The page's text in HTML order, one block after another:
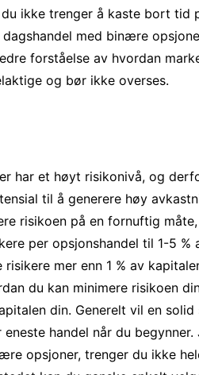
ikke trenger å kaste bort tid
med binære
forståelse av hvordan
og bør ikke overses.
har et høyt risikonivå, og
til å generere høy
risikoen på en fornuftig
per opsjonshandel til 1-5 %
mer enn 1 % av
du kan minimere risikoen
din. Generelt vil en
handel når du
opsjoner, trenger du ikke